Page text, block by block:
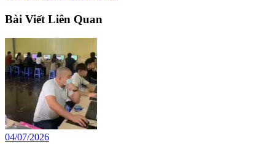
Bài Viết Liên Quan
04/07/2026